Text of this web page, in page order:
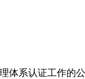
理体系认证工